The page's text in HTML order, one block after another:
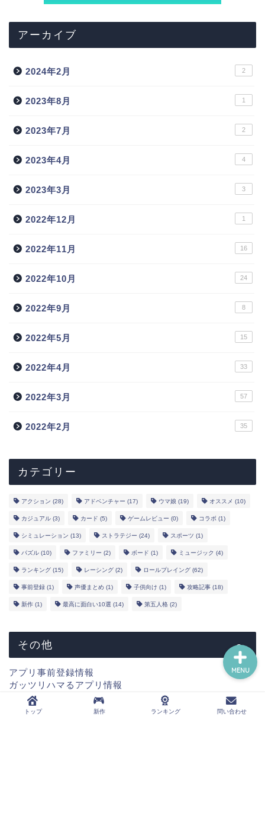
アーカイブ
2024年2月 2
2023年8月 1
2023年7月 2
2023年4月 4
2023年3月 3
2022年12月 1
2022年11月 16
2022年10月 24
2022年9月 8
2022年5月 15
2022年4月 33
2022年3月 57
2022年2月 35
カテゴリー
アクション (28) アドベンチャー (17) ウマ娘 (19) オススメ (10)
カジュアル (3) カード (5) ゲームレビュー (0) コラボ (1)
シミュレーション (13) ストラテジー (24) スポーツ (1)
パズル (10) ファミリー (2) ボード (1) ミュージック (4)
ランキング (15) レーシング (2) ロールプレイング (62)
事前登録 (1) 声優まとめ (1) 子供向け (1) 攻略記事 (18)
新作 (1) 最高に面白い10選 (14) 第五人格 (2)
その他
アプリ事前登録情報
ガッツリハマるアプリ情報
新作情報
コラボ情報
トップ 新作 ランキング 問い合わせ
MENU
事前登録
声優
YouTube
問い合わせ